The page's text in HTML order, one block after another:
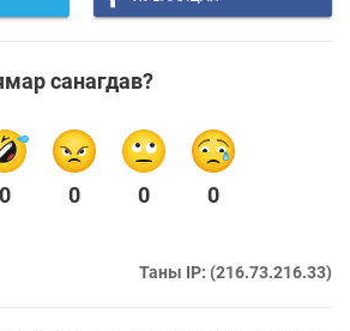
санагдав?
0 0 0 0
Таны IP: (216.73.216.33)